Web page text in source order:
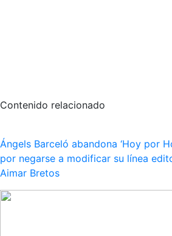
Contenido relacionado
Ángels Barceló abandona ‘Hoy por
por negarse a modificar su línea
Aimar Bretos